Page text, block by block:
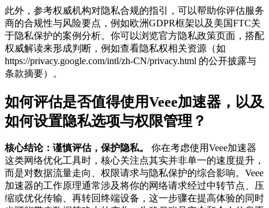
此外，参考权威机构对隐私合规的指引，可以帮助你评估服务
商的合规性与风险要点，例如欧洲GDPR框架以及美国FTC关
于隐私保护的案例分析。你可以浏览官方隐私政策页面，搭配
权威解读来形成判断，例如查看隐私权相关资源（如
https://privacy.google.com/intl/zh-CN/privacy.html 的公开披露与
条款摘要）。
如何评估是否值得使用Veee加速器，以及
如何设置隐私选项与权限管理？
核心结论：谨慎评估，保护隐私。
你在考虑使用Veee加速器
这类网络优化工具时，核心关注点其实并非单一的速度提升，
而是对数据流量走向、权限请求与隐私保护的综合影响。Veee
加速器的工作原理通常涉及将你的网络请求经过中转节点、压
缩或优化传输、再转回终端设备，这一步骤在提高体验的同时